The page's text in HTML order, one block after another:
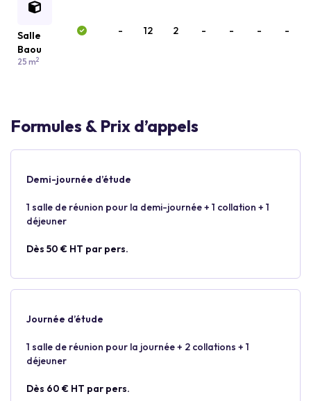
Salle
Baou
25 m2
- 12 2 - - - -
Formules & Prix d’appels
Demi-journée d’étude
1 salle de réunion pour la demi-journée + 1 collation + 1
déjeuner
Dès 50 € HT par pers.
Journée d’étude
1 salle de réunion pour la journée + 2 collations + 1
déjeuner
Dès 60 € HT par pers.